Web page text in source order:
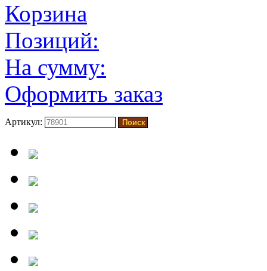
Корзина
Позиций:
На сумму:
Оформить заказ
Артикул: